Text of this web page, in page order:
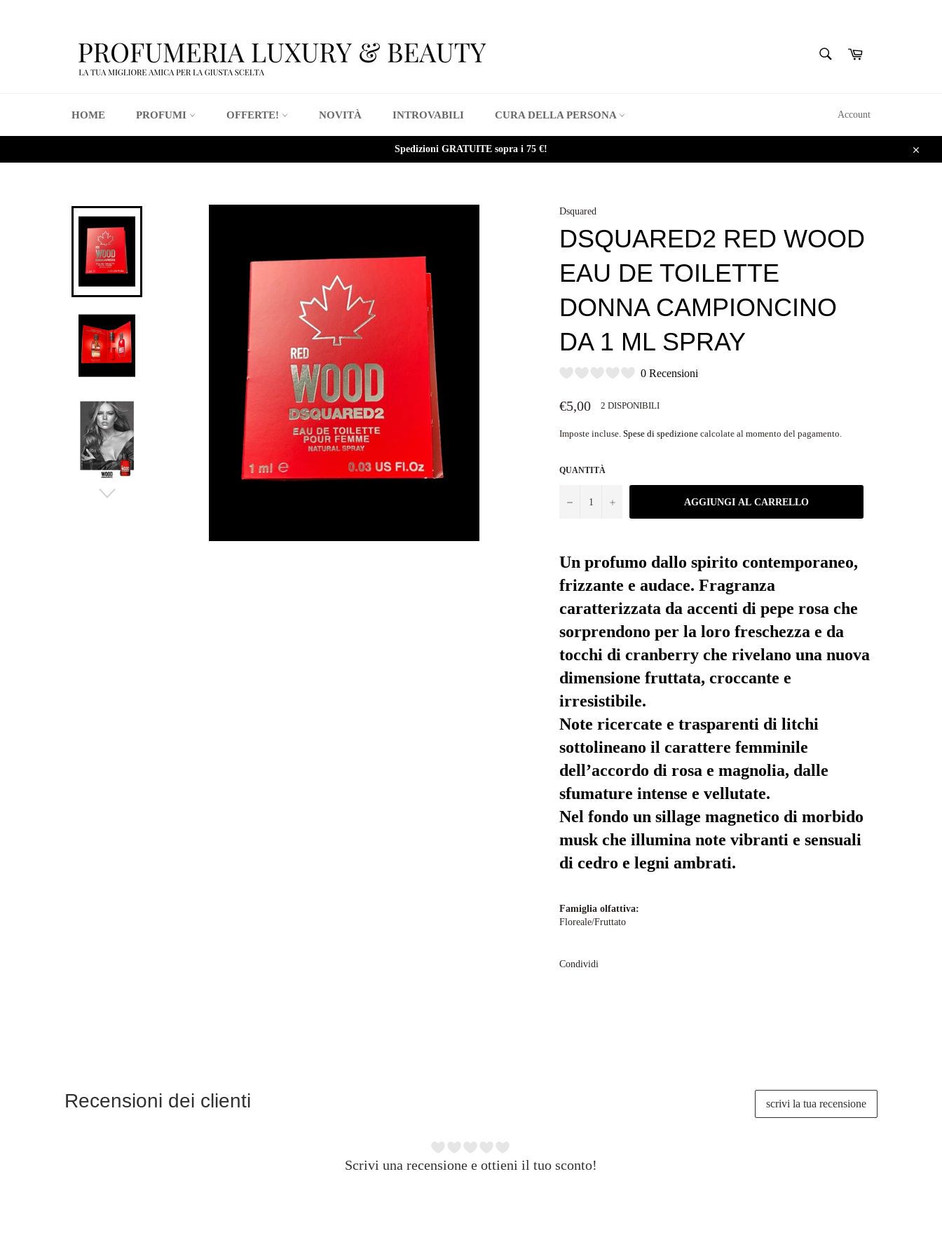
Carrello
HOME PROFUMI OFFERTE! NOVITÀ INTROVABILI CURA DELLA PERSONA Account
Spedizioni GRATUITE sopra i 75 €!
Chiudi
Dsquared
DSQUARED2 RED WOOD
EAU DE TOILETTE
DONNA CAMPIONCINO
DA 1 ML SPRAY
0 Recensioni
Prezzo
di
€5,00 2 DISPONIBILI
Imposte incluse. Spese di spedizione calcolate al momento del pagamento.
QUANTITÀ
− + AGGIUNGI AL CARRELLO
Un profumo dallo spirito contemporaneo,
frizzante e audace. Fragranza
caratterizzata da accenti di pepe rosa che
sorprendono per la loro freschezza e da
tocchi di cranberry che rivelano una nuova
dimensione fruttata, croccante e
irresistibile.
Note ricercate e trasparenti di litchi
sottolineano il carattere femminile
dell’accordo di rosa e magnolia, dalle
sfumature intense e vellutate.
Nel fondo un sillage magnetico di morbido
musk che illumina note vibranti e sensuali
di cedro e legni ambrati.
Famiglia olfattiva:
Floreale/Fruttato
Condividi
Recensioni dei clienti scrivi la tua recensione
Scrivi una recensione e ottieni il tuo sconto!